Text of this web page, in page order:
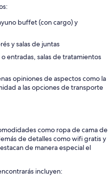
buffet (con cargo) y
y salas de juntas
entradas, salas de tratamientos
opiniones de aspectos como la
a las opciones de transporte
como ropa de cama de
de detalles como wifi gratis y
de manera especial el
incluyen: